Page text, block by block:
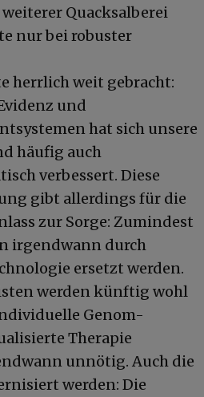
Quacksalberei
nur bei robuster
herrlich weit gebracht:
und
hat sich unsere
häufig auch
verbessert. Diese
gibt allerdings für die
zur Sorge: Zumindest
irgendwann durch
ersetzt werden.
werden künftig wohl
Genom-
Therapie
unnötig. Auch die
werden: Die